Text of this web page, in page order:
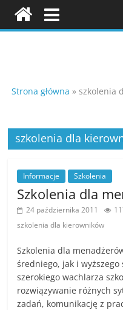
i
o
n
r
e
n
c
Strona główna »szkolenia
szkolenia dla
Informacje Szkolenia
Szkolenia dla
24 października 2011
szkolenia dla kierowników
Szkolenia dla
średniego, jak i
szerokiego wachlarza
rozwiązywanie różnych
zadań, komunikację z